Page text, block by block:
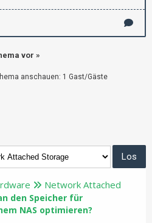
vor »
anschauen: 1 Gast/Gäste
Network Attached
den Speicher für
NAS optimieren?